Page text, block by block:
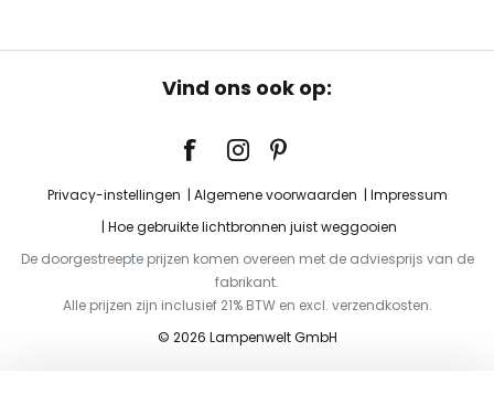
Vind ons ook op:
Privacy-instellingen Algemene voorwaarden
Impressum
Hoe gebruikte lichtbronnen juist weggooien
De doorgestreepte prijzen komen overeen met de adviesprijs van de
fabrikant.
Alle prijzen zijn inclusief 21% BTW en excl. verzendkosten.
© 2026 Lampenwelt GmbH